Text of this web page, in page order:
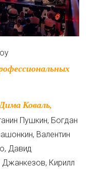
Пушкин, Богдан
Валентин
Давид
Кирилл